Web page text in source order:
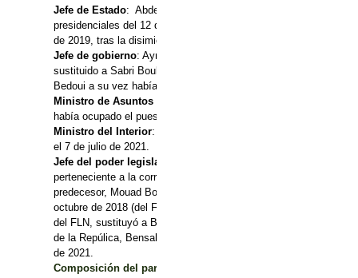
Jefe de Estado: Abdelmajid Tebbun juró el cargo el 19 de
presidenciales del 12 de diciembre de 2019. Asume el cargo
de 2019, tras la disimión de Abdelaziz Buteflika (1999-2019).
Jefe de gobierno: Aymen Bouabderrahmane, remplaza a partir
sustituido a Sabri Boukadoum. Sabri Boukadoum, remplaza
Bedoui a su vez había sucedido a Ahmed Ouyahia tras las
Ministro de Asuntos Exteriores
había ocupado el puesto en sustitución de Ramtane Lamamra
Ministro del Interior: Kamel Beljoud, remplaza a Salah Eddin
el 7 de julio de 2021.
Jefe del poder legislativo
perteneciente a la corriente islamista (Nahda-Adala-Bina) era el
predecesor, Mouad Bouchareb el 2 de julio. Mouad Bouchareb,
octubre de 2018 (del FLN ambos, presidente de la cámara baja,
del FLN, sustituyó a Bensalah como presidente provisional del
de la Repúlica, Bensalah debería retomar la presidencia del
de 2021.
Composición del parlamento